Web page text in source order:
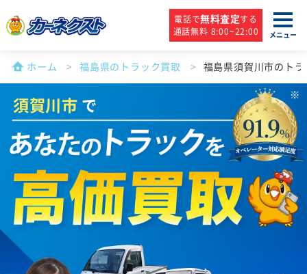
電話で無料査定する
通話無料 8:00~22:00
メニュー
ホーム 福島県のトラック買取 福島県須賀川市のト
須賀川市 で